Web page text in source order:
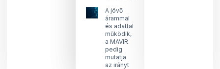
A jövő
árammal
és adattal
működik,
a MAVIR
pedig
mutatja
az irányt